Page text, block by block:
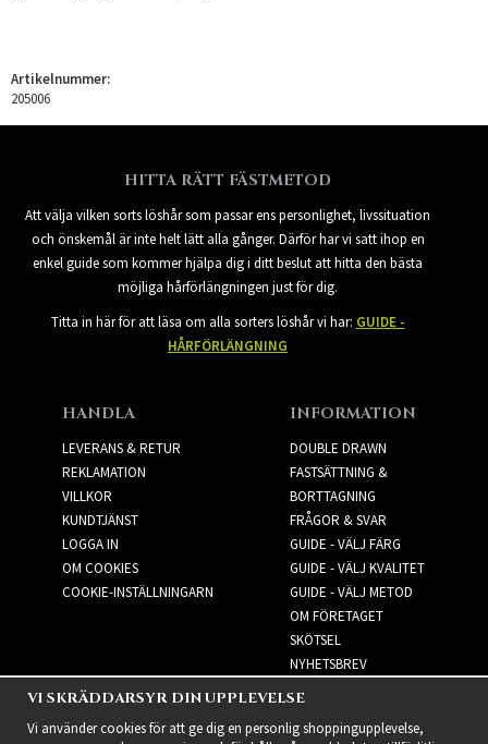
Artikelnummer:
205006
HITTA RÄTT FÄSTMETOD
Att välja vilken sorts löshår som passar ens personlighet, livssituation
och önskemål är inte helt lätt alla gånger. Därför har vi satt ihop en
enkel guide som kommer hjälpa dig i ditt beslut att hitta den bästa
möjliga hårförlängningen just för dig.
Titta in här för att läsa om alla sorters löshår vi har: GUIDE -
HÅRFÖRLÄNGNING
HANDLA
LEVERANS & RETUR
REKLAMATION
VILLKOR
KUNDTJÄNST
LOGGA IN
OM COOKIES
COOKIE-INSTÄLLNINGARN
INFORMATION
DOUBLE DRAWN
FASTSÄTTNING &
BORTTAGNING
FRÅGOR & SVAR
GUIDE - VÄLJ FÄRG
GUIDE - VÄLJ KVALITET
GUIDE - VÄLJ METOD
OM FÖRETAGET
SKÖTSEL
NYHETSBREV
NYHETSBREV
VI SKRÄDDARSYR DIN UPPLEVELSE
Vi använder cookies för att ge dig en personlig shoppingupplevelse,